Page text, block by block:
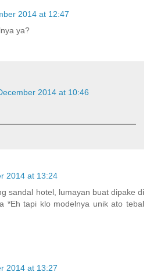
2014 at 12:47
ya?
2014 at 10:46
2014 at 13:24
sandal hotel, lumayan buat dipake di
*Eh tapi klo modelnya unik ato tebal
2014 at 13:27